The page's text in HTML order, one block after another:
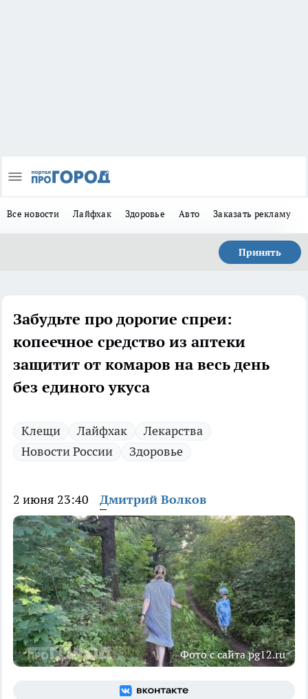
Все новости Лайфхак Здоровье Авто Заказать рекламу
Принять
Забудьте про дорогие спреи:
копеечное средство из аптеки
защитит от комаров на весь день
без единого укуса
Клещи Лайфхак
Лекарства
Новости России
Здоровье
2 июня 23:40 Дмитрий Волков
Фото с сайта pg12.ru